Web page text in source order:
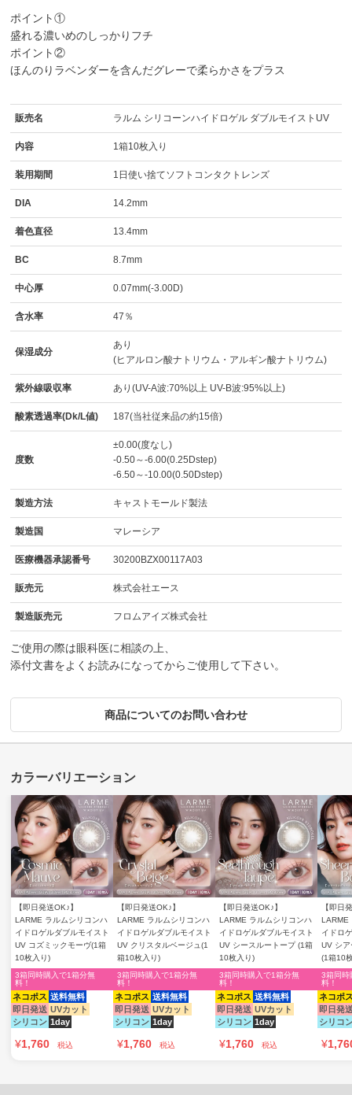
ポイント①
盛れる濃いめのしっかりフチ
ポイント②
ほんのりラベンダーを含んだグレーで柔らかさをプラス
販売名 ラルム シリコーンハイドロゲル ダブルモイストUV
内容 1箱10枚入り
装用期間 1日使い捨てソフトコンタクトレンズ
DIA 14.2mm
着色直径 13.4mm
BC 8.7mm
中心厚 0.07mm(-3.00D)
含水率 47％
保湿成分
あり
(ヒアルロン酸ナトリウム・アルギン酸ナトリウム)
紫外線吸収率 あり(UV-A波:70%以上 UV-B波:95%以上)
酸素透過率(Dk/L値) 187(当社従来品の約15倍)
度数
±0.00(度なし)
-0.50～-6.00(0.25Dstep)
-6.50～-10.00(0.50Dstep)
製造方法 キャストモールド製法
製造国 マレーシア
医療機器承認番号 30200BZX00117A03
販売元 株式会社エース
製造販売元 フロムアイズ株式会社
ご使用の際は眼科医に相談の上、
添付文書をよくお読みになってからご使用して下さい。
商品についてのお問い合わせ
【即日発送OK♪】
LARME ラルムシリコンハ
イドロゲルダブルモイスト
UV コズミックモーヴ(1箱
10枚入り)
ネコポス 送料無料
即日発送 UVカット
シリコン 1day
3箱同時購入で1箱分無
料！
¥1,760 税込
【即日発送OK♪】
LARME ラルムシリコンハ
イドロゲルダブルモイスト
UV クリスタルベージュ(1
箱10枚入り)
ネコポス 送料無料
即日発送 UVカット
シリコン 1day
3箱同時購入で1箱分無
料！
¥1,760 税込
【即日発送OK♪】
LARME ラルムシリコンハ
イドロゲルダブルモイスト
UV シースルートープ (1箱
10枚入り)
ネコポス 送料無料
即日発送 UVカット
シリコン 1day
3箱同時購入で1箱分無
料！
¥1,760 税込
【即日
LARME
イドロ
UV シア
(1箱10
ネコポ
即日発
シリコ
3箱同時
料！
¥